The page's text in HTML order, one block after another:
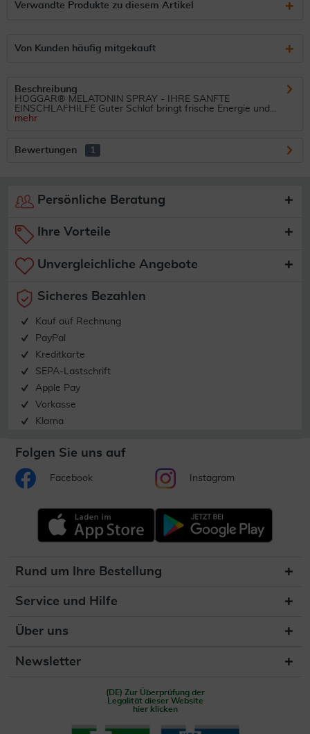
Verwandte Produkte zu diesem Artikel
Von Kunden häufig mitgekauft
Beschreibung
HOGGAR® MELATONIN SPRAY - IHRE SANFTE
EINSCHLAFHILFE Guter Schlaf bringt frische Energie und...
mehr
Bewertungen 1
Persönliche Beratung
Ihre Vorteile
Unvergleichliche Angebote
Sicheres Bezahlen
Kauf auf Rechnung
PayPal
Kreditkarte
SEPA-Lastschrift
Apple Pay
Vorkasse
Klarna
Folgen Sie uns auf
Facebook Instagram
Rund um Ihre Bestellung
Service und Hilfe
Über uns
Newsletter
(DE) Zur Überprüfung der
Legalität dieser Website
hier klicken